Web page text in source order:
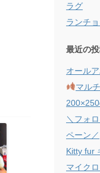
ラグ
ランチ
最近の
オール
マル
＼フォ
ペーン／
Kitty fur
マイク